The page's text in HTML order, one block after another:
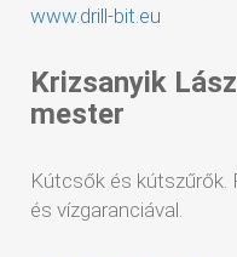
www.drill-bit.eu
Krizsanyik
mester
Kútcsők és kútszűrők.
és vízgaranciával.